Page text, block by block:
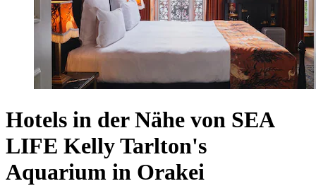
Hotels in der Nähe von SEA
LIFE Kelly Tarlton's
Aquarium in Orakei